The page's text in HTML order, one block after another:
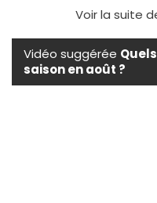
Voir la suite
Vidéo suggérée
saison en août ?